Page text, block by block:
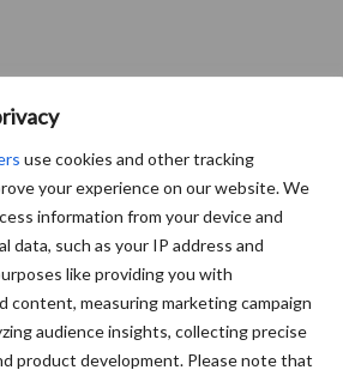
use cookies and other tracking
your experience on our website. We
information from your device and
data, such as your IP address and
like providing you with
content, measuring marketing campaign
audience insights, collecting precise
product development. Please note that